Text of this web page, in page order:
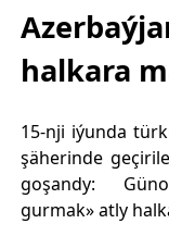
halkara
15-nji iýunda
şäherinde
goşandy:
gurmak» atly